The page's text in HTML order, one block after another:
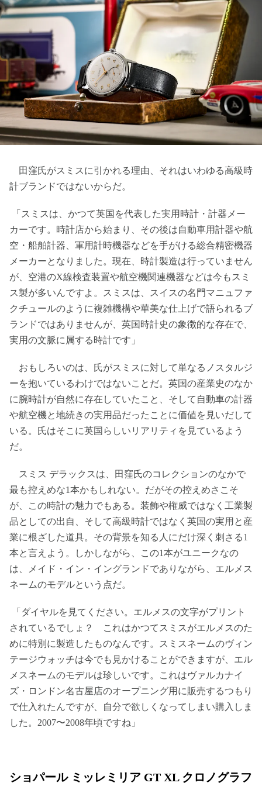
田窪氏がスミスに引かれる理由、それはいわゆる高級時
計ブランドではないからだ。
「スミスは、かつて英国を代表した実用時計・計器メー
カーです。時計店から始まり、その後は自動車用計器や航
空・船舶計器、軍用計時機器などを手がける総合精密機器
メーカーとなりました。現在、時計製造は行っていません
が、空港のX線検査装置や航空機関連機器などは今もスミ
ス製が多いんですよ。スミスは、スイスの名門マニュファ
クチュールのように複雑機構や華美な仕上げで語られるブ
ランドではありませんが、英国時計史の象徴的な存在で、
実用の文脈に属する時計です」
おもしろいのは、氏がスミスに対して単なるノスタルジ
ーを抱いているわけではないことだ。英国の産業史のなか
に腕時計が自然に存在していたこと、そして自動車の計器
や航空機と地続きの実用品だったことに価値を見いだして
いる。氏はそこに英国らしいリアリティを見ているよう
だ。
スミス デラックスは、田窪氏のコレクションのなかで
最も控えめな1本かもしれない。だがその控えめさこそ
が、この時計の魅力でもある。装飾や権威ではなく工業製
品としての出自、そして高級時計ではなく英国の実用と産
業に根ざした道具。その背景を知る人にだけ深く刺さる1
本と言えよう。しかしながら、この1本がユニークなの
は、メイド・イン・イングランドでありながら、エルメス
ネームのモデルという点だ。
「ダイヤルを見てください。エルメスの文字がプリント
されているでしょ？ これはかつてスミスがエルメスのた
めに特別に製造したものなんです。スミスネームのヴィン
テージウォッチは今でも見かけることができますが、エル
メスネームのモデルは珍しいです。これはヴァルカナイ
ズ・ロンドン名古屋店のオープニング用に販売するつもり
で仕入れたんですが、自分で欲しくなってしまい購入しま
した。2007〜2008年頃ですね」
ショパール ミッレミリア GT XL クロノグラフ